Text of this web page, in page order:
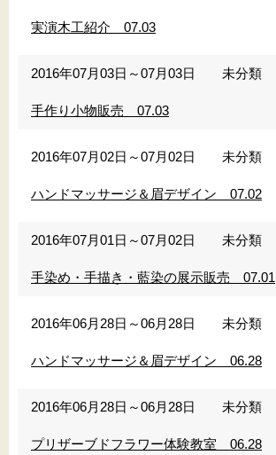
実演木工紹介 07.03
2016年07月03日～07月03日 未分類
手作り小物販売 07.03
2016年07月02日～07月02日 未分類
ハンドマッサージ＆眉デザイン 07.02
2016年07月01日～07月02日 未分類
手染め・手描き・藍染の展示販売 07.01
2016年06月28日～06月28日 未分類
ハンドマッサージ＆眉デザイン 06.28
2016年06月28日～06月28日 未分類
プリザーブドフラワー体験教室 06.28